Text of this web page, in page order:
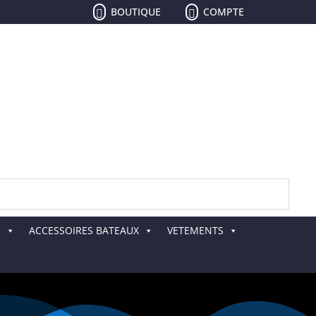
 BOUTIQUE  COMPTE
ACCESSOIRES BATEAUX VETEMENTS